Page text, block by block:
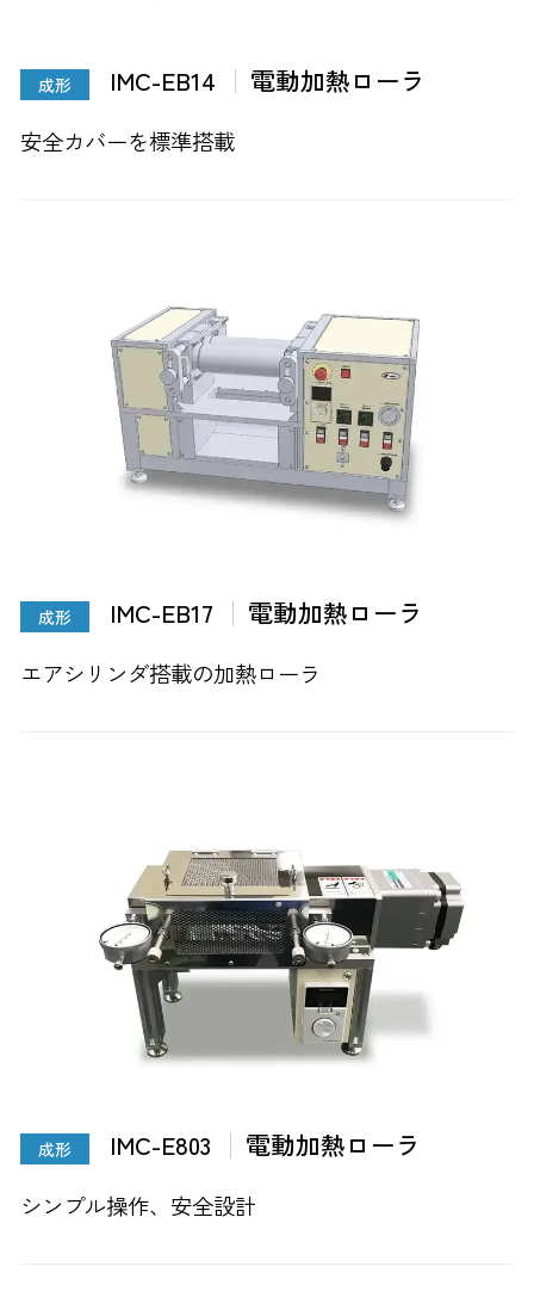
成形 IMC-EB14 電動加熱ローラ
安全カバーを標準搭載
成形 IMC-EB17 電動加熱ローラ
エアシリンダ搭載の加熱ローラ
成形 IMC-E803 電動加熱ローラ
シンプル操作、安全設計